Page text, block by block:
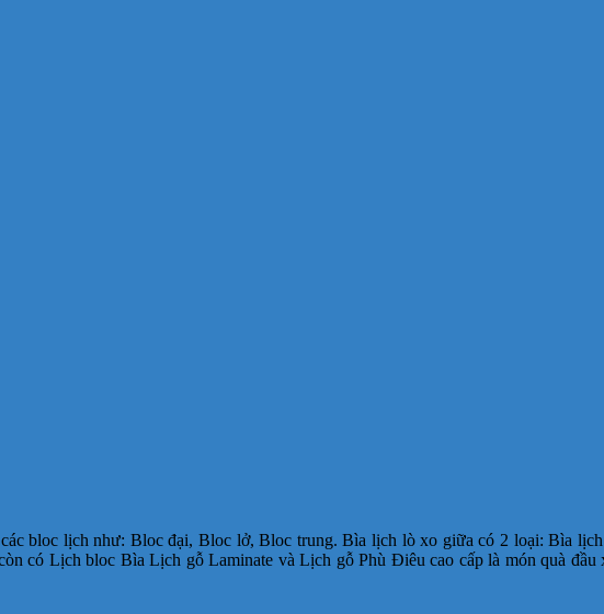
bloc lịch như: Bloc đại, Bloc lở, Bloc trung. Bìa lịch lò xo giữa có 2 loại: Bìa
có Lịch bloc Bìa Lịch gỗ Laminate và Lịch gỗ Phù Điêu cao cấp là món quà đầu